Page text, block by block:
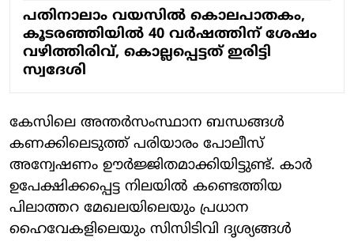
പതിനാലാം വയസില്‍ കൊലപാതകം,
കൂടരഞ്ഞിയില്‍ 40 വര്‍ഷത്തിന് ശേഷം
വഴിത്തിരിവ്, കൊല്ലപ്പെട്ടത് ഇരിട്ടി
സ്വദേശി
കേസിലെ അന്തർസംസ്ഥാന ബന്ധങ്ങൾ
കണക്കിലെടുത്ത് പരിയാരം പോലീസ്
അന്വേഷണം ഊർജ്ജിതമാക്കിയിട്ടുണ്ട്. കാർ
ഉപേക്ഷിക്കപ്പെട്ട നിലയിൽ കണ്ടെത്തിയ
പിലാത്തറ മേഖലയിലെയും പ്രധാന
ഹൈവേകളിലെയും സിസിടിവി ദൃശ്യങ്ങൾ